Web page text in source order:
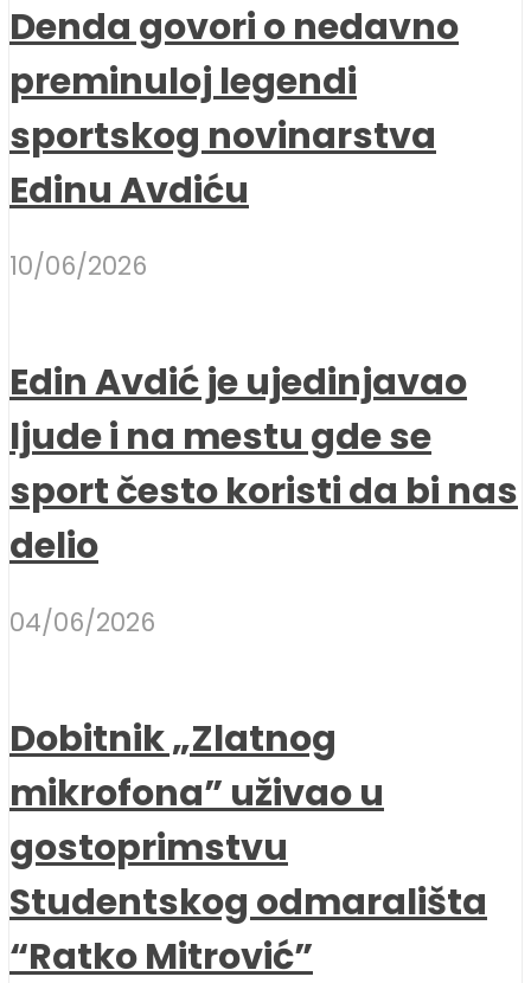
Denda govori o nedavno
preminuloj legendi
sportskog novinarstva
Edinu Avdiću
10/06/2026
Edin Avdić je ujedinjavao
ljude i na mestu gde se
sport često koristi da bi nas
delio
04/06/2026
Dobitnik „Zlatnog
mikrofona” uživao u
gostoprimstvu
Studentskog odmarališta
“Ratko Mitrović”